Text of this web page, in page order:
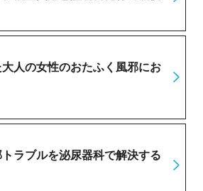
人の女性のおたふく風邪にお
ラブルを泌尿器科で解決する